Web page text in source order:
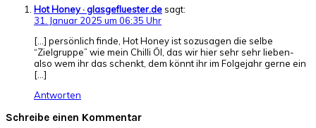
Hot Honey · glasgefluester.desagt:
31. Januar 2025 um 06:35 Uhr
[…] persönlich finde, Hot Honey ist sozusagen die selbe
“Zielgruppe” wie mein Chilli Öl, das wir hier sehr sehr lieben-
also wem ihr das schenkt, dem könnt ihr im Folgejahr gerne ein
[…]
Antworten
Schreibe einen Kommentar